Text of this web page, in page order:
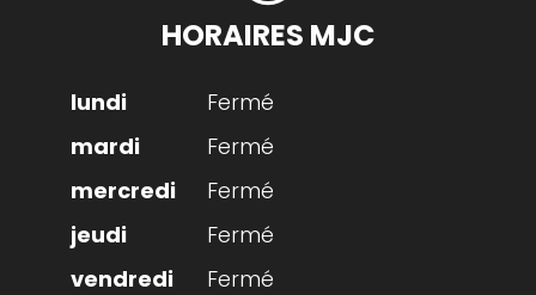
HORAIRES MJC
Fermé
Fermé
Fermé
Fermé
Fermé